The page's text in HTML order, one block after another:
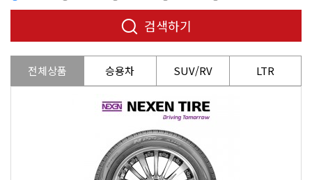
검색하기
전체상품 승용차 SUV/RV LTR